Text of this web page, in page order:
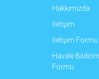
Hakkımızda
İletişim
İletişim Formu
Havale Bildirim
Formu